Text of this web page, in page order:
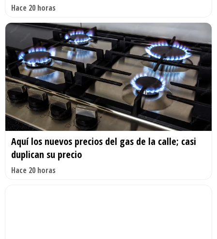
Hace 20 horas
Aquí los nuevos precios del gas de la calle; casi
duplican su precio
Hace 20 horas